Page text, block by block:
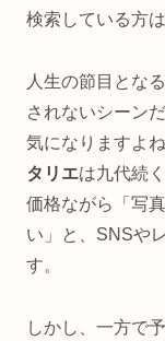
検索している方
人生の節目とな
されないシーン
気になりますよ
タリエは九代続
価格ながら「写
い」と、SNSや
す。
しかし、一方で